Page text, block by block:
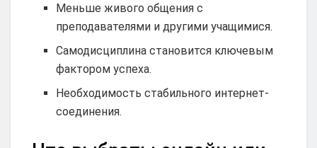
Меньше живого общения с
преподавателями и другими учащимися.
Самодисциплина становится ключевым
фактором успеха.
Необходимость стабильного интернет-
соединения.